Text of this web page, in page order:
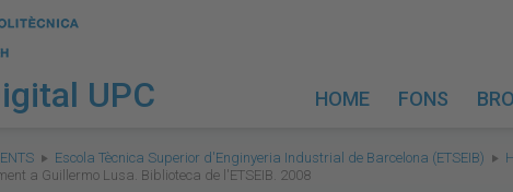
UPC HOME FONS
Escola Tècnica Superior d'Enginyeria Industrial de Barcelona (ETSEIB)
a Guillermo Lusa. Biblioteca de l'ETSEIB. 2008